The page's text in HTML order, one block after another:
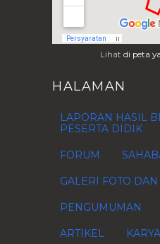
Januari(4)
►2014(37)
► 2012 (76)
► 2010(4)
Lihat di peta
HALAMAN
LAPORAN HASIL
PESERTA DIDIK
FORUM
GALERI FOTO
PENGUMUMAN
ARTIKEL